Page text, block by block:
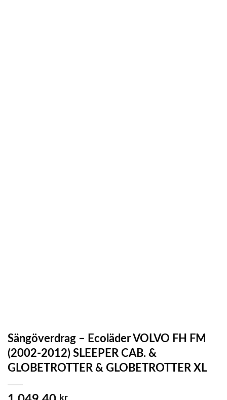
Sängöverdrag – Ecoläder VOLVO FH FM
(2002-2012) SLEEPER CAB. &
GLOBETROTTER & GLOBETROTTER XL
kr